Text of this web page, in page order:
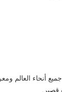
أنحاء العالم
قصير.